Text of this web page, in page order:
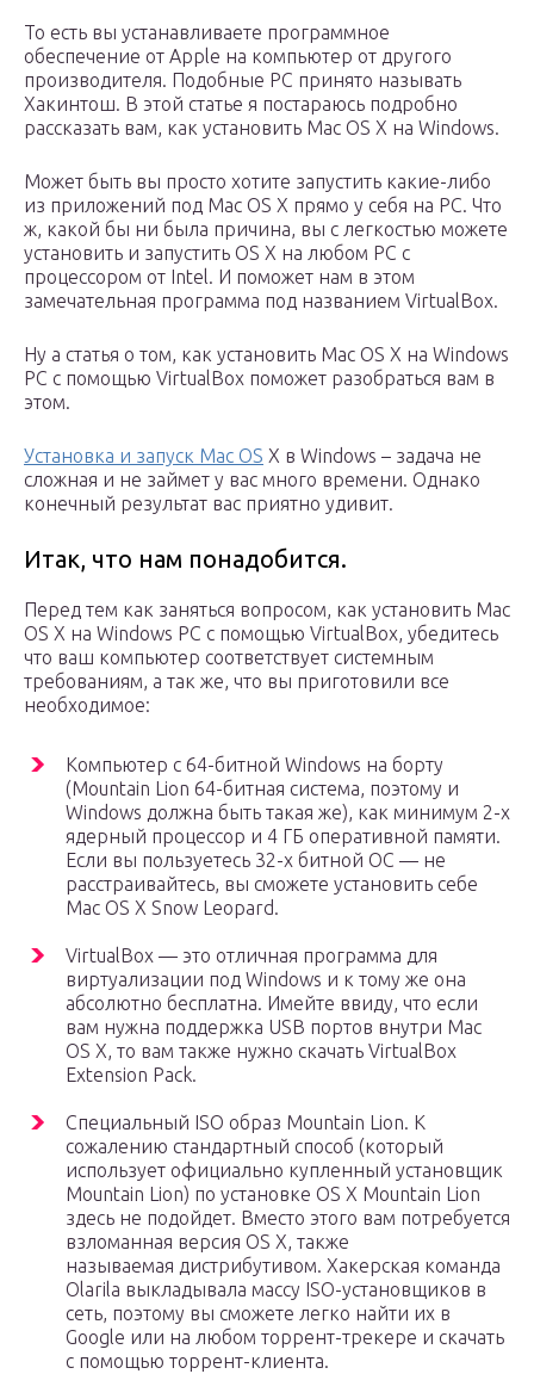
То есть вы устанавливаете программное
обеспечение от Apple на компьютер от другого
производителя. Подобные PC принято называть
Хакинтош. В этой статье я постараюсь подробно
рассказать вам, как установить Mac OS X на Windows.
Может быть вы просто хотите запустить какие-либо
из приложений под Mac OS X прямо у себя на PC. Что
ж, какой бы ни была причина, вы с легкостью можете
установить и запустить OS X на любом PC с
процессором от Intel. И поможет нам в этом
замечательная программа под названием VirtualBox.
Ну а статья о том, как установить Mac OS X на Windows
PC с помощью VirtualBox поможет разобраться вам в
этом.
Установка и запуск Mac OS X в Windows – задача не
сложная и не займет у вас много времени. Однако
конечный результат вас приятно удивит.
Итак, что нам понадобится.
Перед тем как заняться вопросом, как установить Mac
OS X на Windows PC с помощью VirtualBox, убедитесь
что ваш компьютер соответствует системным
требованиям, а так же, что вы приготовили все
необходимое:
Компьютер с 64-битной Windows на борту
(Mountain Lion 64-битная система, поэтому и
Windows должна быть такая же), как минимум 2-х
ядерный процессор и 4 ГБ оперативной памяти.
Если вы пользуетесь 32-х битной ОС — не
расстраивайтесь, вы сможете установить себе
Mac OS X Snow Leopard.
VirtualBox — это отличная программа для
виртуализации под Windows и к тому же она
абсолютно бесплатна. Имейте ввиду, что если
вам нужна поддержка USB портов внутри Mac
OS X, то вам также нужно скачать VirtualBox
Extension Pack.
Специальный ISO образ Mountain Lion. К
сожалению стандартный способ (который
использует официально купленный установщик
Mountain Lion) по установке OS X Mountain Lion
здесь не подойдет. Вместо этого вам потребуется
взломанная версия OS X, также
называемая дистрибутивом. Хакерская команда
Olarila выкладывала массу ISO-установщиков в
сеть, поэтому вы сможете легко найти их в
Google или на любом торрент-трекере и скачать
с помощью торрент-клиента.